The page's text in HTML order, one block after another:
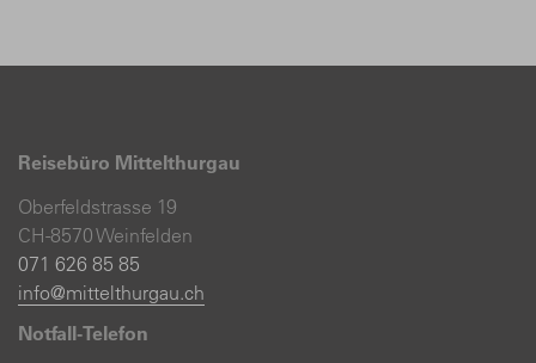
Reisebüro Mittelthurgau
Oberfeldstrasse 19
CH-8570 Weinfelden
071 626 85 85
info@mittelthurgau.ch
Notfall-Telefon